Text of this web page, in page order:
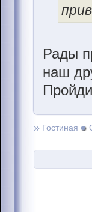
Рады
наш
» Гостиная